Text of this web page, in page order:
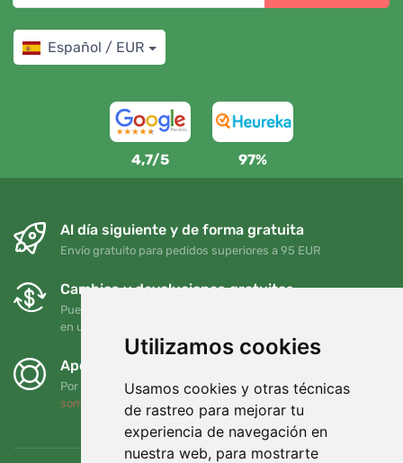
Utilizamos cookies
Usamos cookies y otras técnicas
de rastreo para mejorar tu
experiencia de navegación en
nuestra web, para mostrarte
Español / EUR
4,7/5 97%
Al día siguiente y de forma gratuita
Envío gratuito para pedidos superiores a 95 EUR
Cambios y devoluciones gratuitos
Puede devolver o cambiar su pedido en cualquier momento
en un plazo de 90 días
Apoyamos a Trees.org
Por cada pedido plantamos un árbol. Leer másQuiénes
somos